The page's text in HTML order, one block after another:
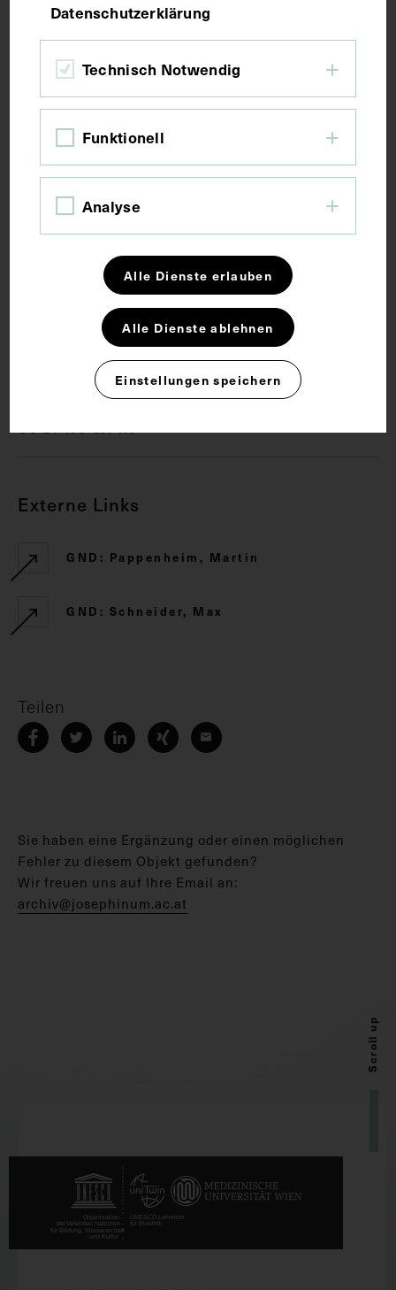
Bildmaß 14,7 x 10,2 cm
Bildmaß inkl. Untergrund 30,1 x 21,9 cm
Kurzbeschreibung
Fotografie: Max Schneider, Wien.
Schlagwörter
Neurologie Psychiatrie
Externe Links
GND: Pappenheim, Martin
GND: Schneider, Max
Teilen
Sie haben eine Ergänzung oder einen möglichen
Fehler zu diesem Objekt gefunden?
Wir freuen uns auf Ihre Email an:
archiv@josephinum.ac.at
Scroll up
Datenschutzerklärung
Technisch Notwendig
Funktionell
Analyse
Alle Dienste erlauben
Alle Dienste ablehnen
Einstellungen speichern